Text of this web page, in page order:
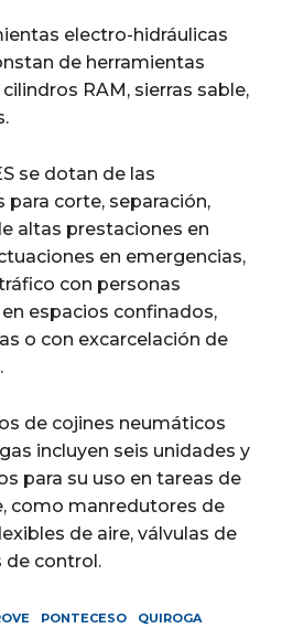
electro-hidráulicas
de herramientas
RAM, sierras sable,
se dotan de las
corte, separación,
altas prestaciones en
en emergencias,
con personas
espacios confinados,
o con excarcelación de
de cojines neumáticos
incluyen seis unidades y
para su uso en tareas de
como manredutores de
de aire, válvulas de
de control.
PONTECESO
QUIROGA